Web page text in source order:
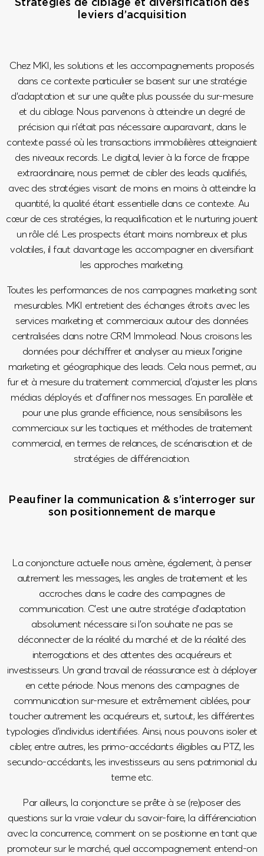
Stratégies de ciblage et diversification des
leviers d’acquisition
Chez MKI, les solutions et les accompagnements proposés
dans ce contexte particulier se basent sur une stratégie
d’adaptation et sur une quête plus poussée du sur-mesure
et du ciblage. Nous parvenons à atteindre un degré de
précision qui n’était pas nécessaire auparavant, dans le
contexte passé où les transactions immobilières atteignaient
des niveaux records. Le digital, levier à la force de frappe
extraordinaire, nous permet de cibler des leads qualifiés,
avec des stratégies visant de moins en moins à atteindre la
quantité, la qualité étant essentielle dans ce contexte. Au
cœur de ces stratégies, la requalification et le nurturing jouent
un rôle clé. Les prospects étant moins nombreux et plus
volatiles, il faut davantage les accompagner en diversifiant
les approches marketing.
Toutes les performances de nos campagnes marketing sont
mesurables. MKI entretient des échanges étroits avec les
services marketing et commerciaux autour des données
centralisées dans notre CRM Immolead. Nous croisons les
données pour déchiffrer et analyser au mieux l’origine
marketing et géographique des leads. Cela nous permet, au
fur et à mesure du traitement commercial, d’ajuster les plans
médias déployés et d’affiner nos messages. En parallèle et
pour une plus grande efficience, nous sensibilisons les
commerciaux sur les tactiques et méthodes de traitement
commercial, en termes de relances, de scénarisation et de
stratégies de différenciation.
Peaufiner la communication & s’interroger sur
son positionnement de marque
La conjoncture actuelle nous amène, également, à penser
autrement les messages, les angles de traitement et les
accroches dans le cadre des campagnes de
communication. C’est une autre stratégie d’adaptation
absolument nécessaire si l’on souhaite ne pas se
déconnecter de la réalité du marché et de la réalité des
interrogations et des attentes des acquéreurs et
investisseurs. Un grand travail de réassurance est à déployer
en cette période. Nous menons des campagnes de
communication sur-mesure et extrêmement ciblées, pour
toucher autrement les acquéreurs et, surtout, les différentes
typologies d’individus identifiées. Ainsi, nous pouvons isoler et
cibler, entre autres, les primo-accédants éligibles au PTZ, les
secundo-accédants, les investisseurs au sens patrimonial du
terme etc.
Par ailleurs, la conjoncture se prête à se (re)poser des
questions sur la vraie valeur du savoir-faire, la différenciation
avec la concurrence, comment on se positionne en tant que
promoteur sur le marché, quel accompagnement entend-on